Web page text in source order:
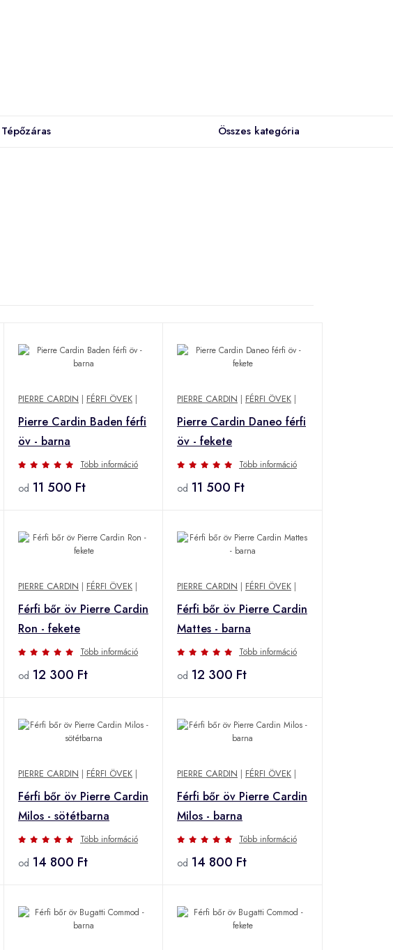
Tépőzáras Összes kategória
PIERRE CARDIN | FÉRFI ÖVEK |
Pierre Cardin Baden férfi
öv - barna
Több információ
od 11 500 Ft
PIERRE CARDIN | FÉRFI ÖVEK |
Pierre Cardin Daneo férfi
öv - fekete
Több információ
od 11 500 Ft
PIERRE CARDIN | FÉRFI ÖVEK |
Férfi bőr öv Pierre Cardin
Ron - fekete
Több információ
od 12 300 Ft
PIERRE CARDIN | FÉRFI ÖVEK |
Férfi bőr öv Pierre Cardin
Mattes - barna
Több információ
od 12 300 Ft
PIERRE CARDIN | FÉRFI ÖVEK |
Férfi bőr öv Pierre Cardin
Milos - sötétbarna
Több információ
od 14 800 Ft
PIERRE CARDIN | FÉRFI ÖVEK |
Férfi bőr öv Pierre Cardin
Milos - barna
Több információ
od 14 800 Ft